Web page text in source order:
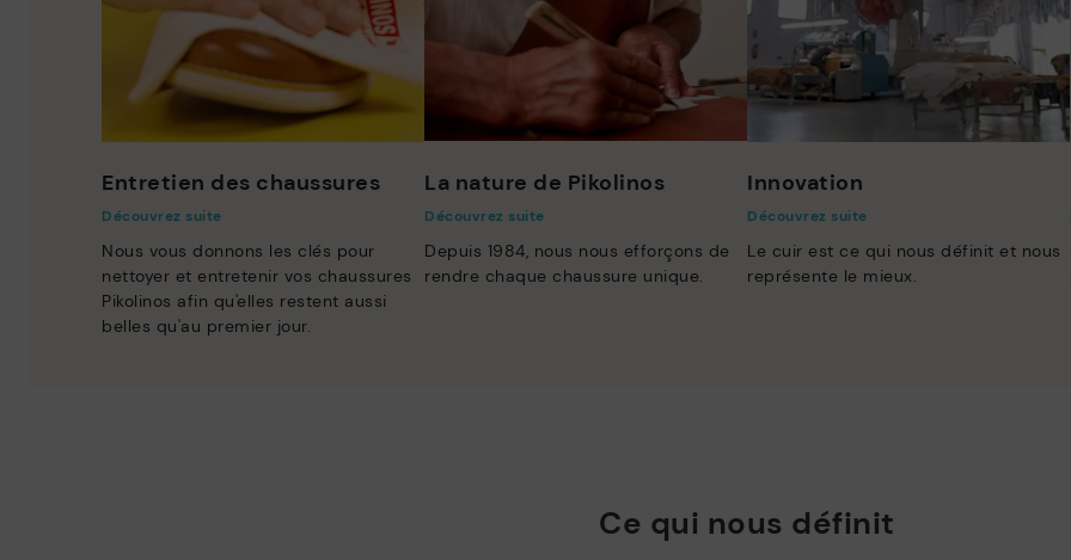
Entretien des chaussures
Découvrez suite
Nous vous donnons les clés pour
nettoyer et entretenir vos chaussures
Pikolinos afin qu'elles restent aussi
belles qu'au premier jour.
La nature de Pikolinos
Découvrez suite
Depuis 1984, nous nous efforçons de
rendre chaque chaussure unique.
Innovation
Découvrez suite
Le cuir est ce qui nous définit et nous
représente le mieux.
Ce qui nous définit